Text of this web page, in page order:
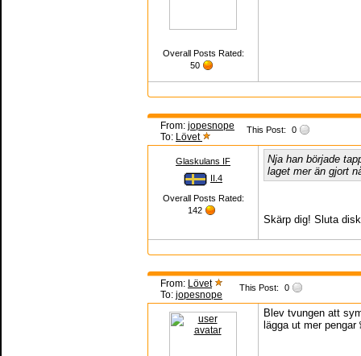
Overall Posts Rated:
50
From: jopesnope
To: Lövet
This Post: 0
Glaskulans IF
II.4
Overall Posts Rated:
142
Nja han började
laget mer än gjort
Skärp dig! Sluta
From: Lövet
To: jopesnope
This Post: 0
Blev tvungen att
lägga ut mer pengar